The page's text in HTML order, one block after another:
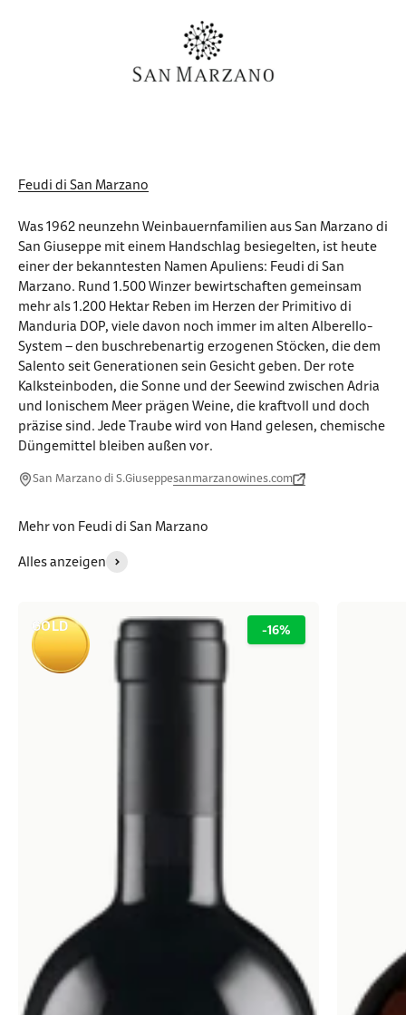
Feudi di San Marzano
Was 1962 neunzehn Weinbauernfamilien aus San Marzano di
San Giuseppe mit einem Handschlag besiegelten, ist heute
einer der bekanntesten Namen Apuliens: Feudi di San
Marzano. Rund 1.500 Winzer bewirtschaften gemeinsam
mehr als 1.200 Hektar Reben im Herzen der Primitivo di
Manduria DOP, viele davon noch immer im alten Alberello-
System – den buschrebenartig erzogenen Stöcken, die dem
Salento seit Generationen sein Gesicht geben. Der rote
Kalksteinboden, die Sonne und der Seewind zwischen Adria
und Ionischem Meer prägen Weine, die kraftvoll und doch
präzise sind. Jede Traube wird von Hand gelesen, chemische
Düngemittel bleiben außen vor.
San Marzano di S.Giuseppesanmarzanowines.com
Mehr von Feudi di San Marzano
Alles anzeigen
GOLD -16%